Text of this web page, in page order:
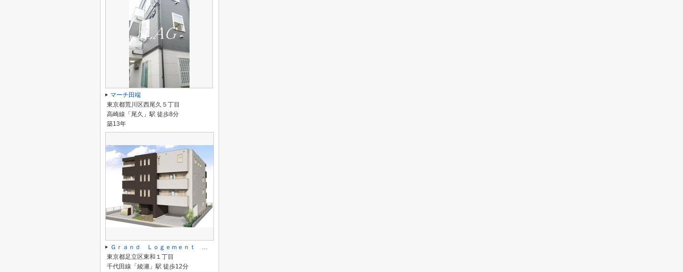
マーチ田端
東京都荒川区西尾久５丁目
高崎線「尾久」駅 徒歩8分
築13年
Ｇｒａｎｄ Ｌｏｇｅｍｅｎｔ グラン ロジュマン
東京都足立区東和１丁目
千代田線「綾瀬」駅 徒歩12分